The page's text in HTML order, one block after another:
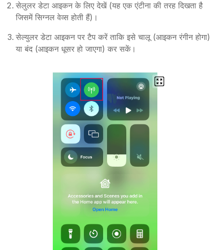
सेलुलर डेटा आइकन के लिए देखें (यह एक एंटीना की तरह दिखता है
जिसमें सिग्नल वेव्स होती हैं)।
सेल्युलर डेटा आइकन पर टैप करें ताकि इसे चालू (आइकन रंगीन होगा)
या बंद (आइकन धूसर हो जाएगा) कर सकें।